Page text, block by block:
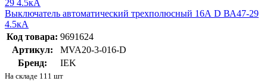
Выключатель автоматический трехполюсный 16А D ВА47-29
4.5кА
Код товара: 9691624
Артикул:
MVA20-3-016-D
Бренд:
IEK
На складе 111 шт